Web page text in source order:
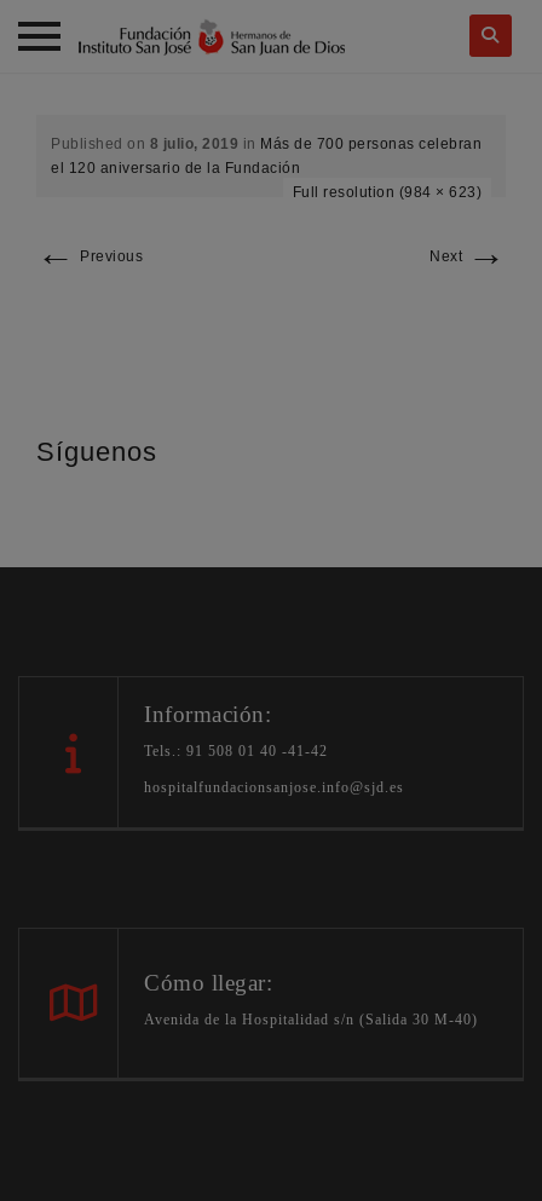
Published on 8 julio, 2019 in Más de 700 personas celebran
el 120 aniversario de la Fundación
Full resolution (984 × 623)
← Previous Next →
Síguenos
Información:
Tels.: 91 508 01 40 -41-42
hospitalfundacionsanjose.info@sjd.es
Cómo llegar:
Avenida de la Hospitalidad s/n (Salida 30 M-40)